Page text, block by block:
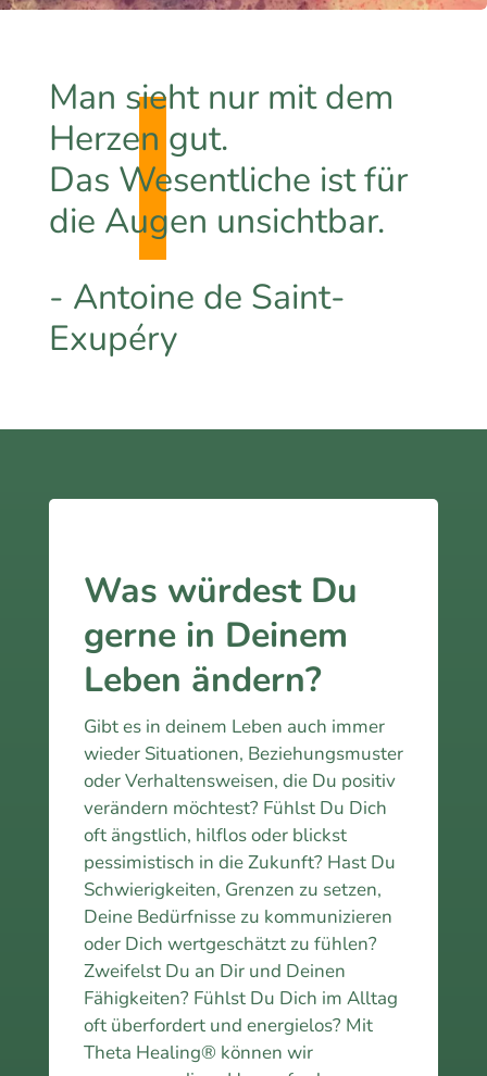
Man sieht nur mit dem
Herzen gut.
Das Wesentliche ist für
die Augen unsichtbar.
- Antoine de Saint-
Exupéry
Was würdest Du
gerne in Deinem
Leben ändern?
Gibt es in deinem Leben auch immer
wieder Situationen, Beziehungsmuster
oder Verhaltensweisen, die Du positiv
verändern möchtest? Fühlst Du Dich
oft ängstlich, hilflos oder blickst
pessimistisch in die Zukunft? Hast Du
Schwierigkeiten, Grenzen zu setzen,
Deine Bedürfnisse zu kommunizieren
oder Dich wertgeschätzt zu fühlen?
Zweifelst Du an Dir und Deinen
Fähigkeiten? Fühlst Du Dich im Alltag
oft überfordert und energielos? Mit
Theta Healing® können wir